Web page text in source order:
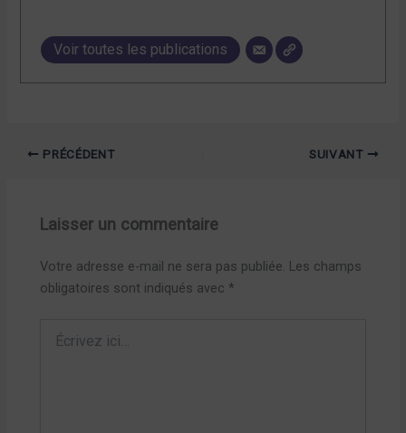
Voir toutes les publications
PRÉCÉDENT SUIVANT
Laisser un commentaire
Votre adresse e-mail ne sera pas publiée. Les champs
obligatoires sont indiqués avec *
ici…